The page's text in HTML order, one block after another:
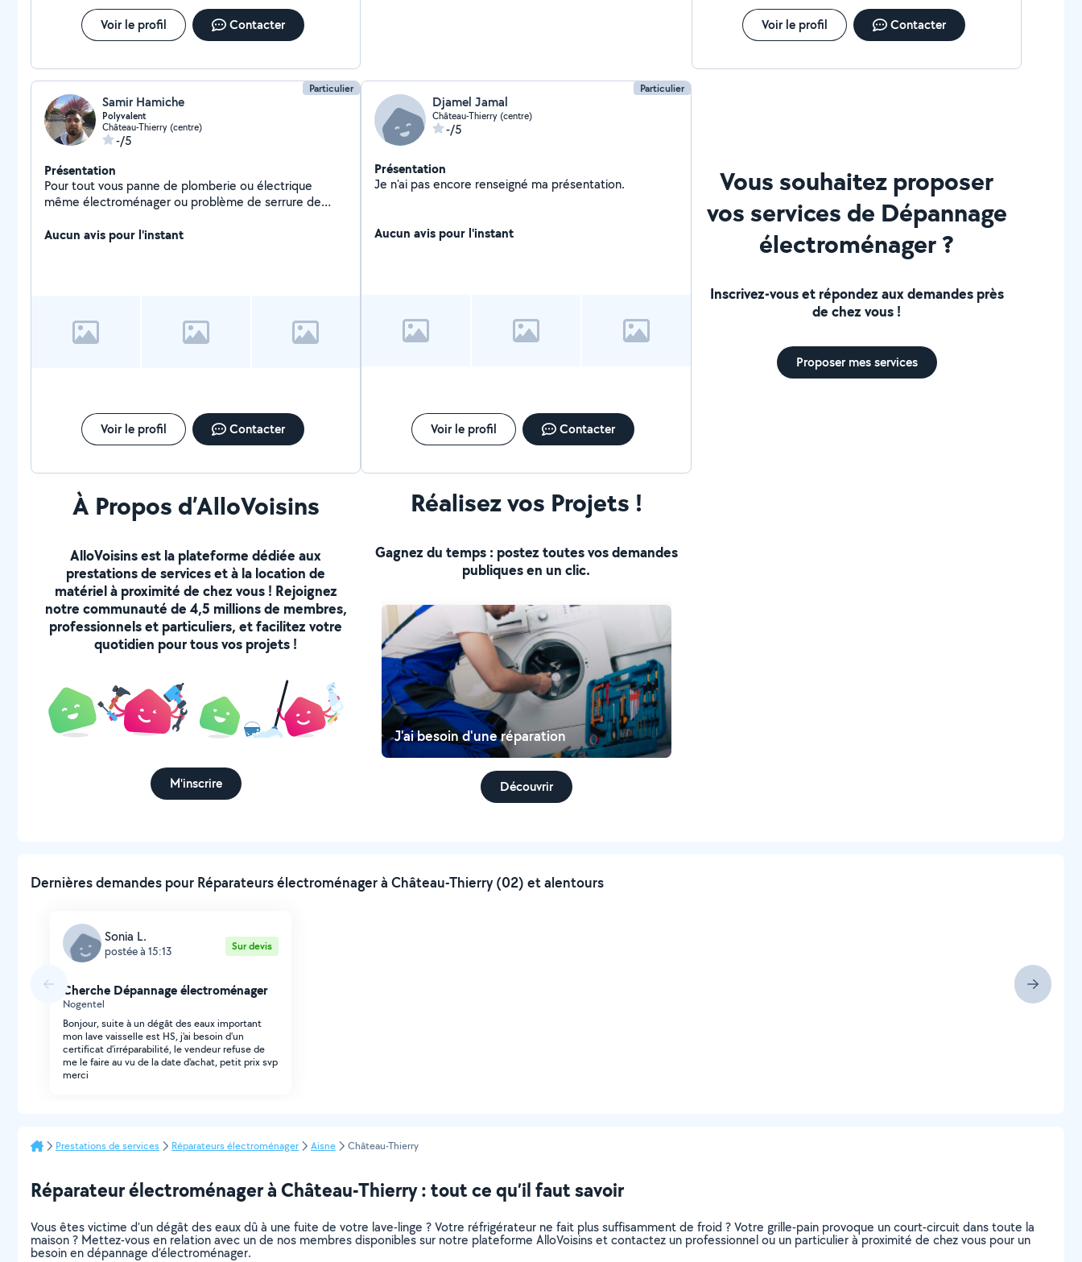
Voir le profil Contacter Voir le profil Contacter
Particulier
Samir Hamiche
Polyvalent
Château-Thierry (centre)
-/5
Présentation
Pour tout vous panne de plomberie ou électrique
même électroménager ou problème de serrure de
Aucun avis pour l'instant
Voir le profil Contacter
Particulier
Djamel Jamal
Château-Thierry (centre)
-/5
Présentation
Je n'ai pas encore renseigné ma présentation.
Aucun avis pour l'instant
Voir le profil Contacter
Vous souhaitez proposer
vos services de Dépannage
électroménager ?
Inscrivez-vous et répondez aux demandes près
de chez vous !
Proposer mes services
À Propos d’AlloVoisins
AlloVoisins est la plateforme dédiée aux
prestations de services et à la location de
matériel à proximité de chez vous ! Rejoignez
notre communauté de 4,5 millions de membres,
professionnels et particuliers, et facilitez votre
quotidien pour tous vos projets !
M'inscrire
Réalisez vos Projets !
Gagnez du temps : postez toutes vos demandes
publiques en un clic.
J'ai besoin d'une réparation
Découvrir
Dernières demandes pour Réparateurs électroménager à Château-Thierry (02) et alentours
Sonia L.
postée à 15:13 Sur devis
Cherche Dépannage électroménager
Nogentel
Bonjour, suite à un dégât des eaux important
mon lave vaisselle est HS, j'ai besoin d'un
certificat d'irréparabilité, le vendeur refuse de
me le faire au vu de la date d'achat, petit prix svp
merci
Prestations de services Réparateurs électroménager Aisne Château-Thierry
Réparateur électroménager à Château-Thierry : tout ce qu’il faut savoir
Vous êtes victime d’un dégât des eaux dû à une fuite de votre lave-linge ? Votre réfrigérateur ne fait plus suffisamment de froid ? Votre grille-pain provoque un court-circuit dans toute la
maison ? Mettez-vous en relation avec un de nos membres disponibles sur notre plateforme AlloVoisins et contactez un professionnel ou un particulier à proximité de chez vous pour un
besoin en dépannage d’électroménager.